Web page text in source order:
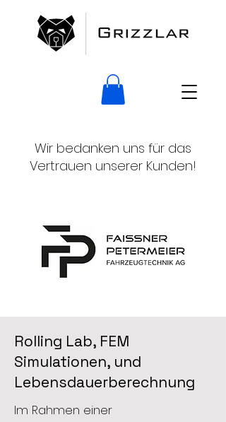
Wir bedanken uns für das
Vertrauen unserer Kunden!
Rolling Lab, FEM
Simulationen, und
Lebensdauerberechnung
Im Rahmen einer